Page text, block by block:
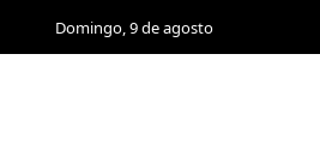
Domingo, 9 de agosto